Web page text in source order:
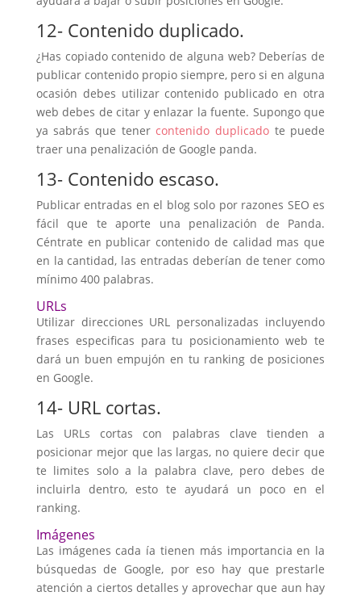
12- Contenido duplicado.
¿Has copiado contenido de alguna web? Deberías de
publicar contenido propio siempre, pero si en alguna
ocasión debes utilizar contenido publicado en otra
web debes de citar y enlazar la fuente. Supongo que
ya sabrás que tenercontenido duplicadote puede
traer una penalización de Google panda.
13- Contenido escaso.
Publicar entradas en el blog solo por razones SEO es
fácil que te aporte una penalización de Panda.
Céntrate en publicar contenido de calidad mas que
en la cantidad, las entradas deberían de tener como
mínimo 400 palabras.
URLs
Utilizar direcciones URL personalizadas incluyendo
frases especificas para tu posicionamiento web te
dará un buen empujón en tu ranking de posiciones
en Google.
14- URL cortas.
Las URLs cortas con palabras clave tienden a
posicionar mejor que las largas, no quiere decir que
te limites solo a la palabra clave, pero debes de
incluirla dentro, esto te ayudará un poco en el
ranking.
Imágenes
Las imágenes cada ía tienen más importancia en la
búsquedas de Google, por eso hay que prestarle
atención a ciertos detalles y aprovechar que aun hay